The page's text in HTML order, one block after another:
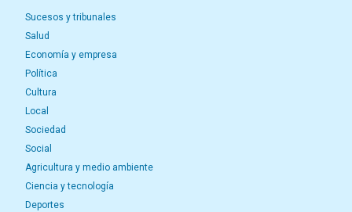
Sucesos y tribunales
Salud
Economía y empresa
Política
Cultura
Local
Sociedad
Social
Agricultura y medio ambiente
Ciencia y tecnología
Deportes